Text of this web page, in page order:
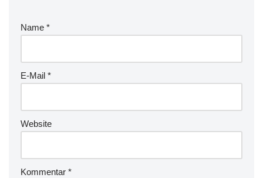
Name *
E-Mail *
Website
Kommentar *